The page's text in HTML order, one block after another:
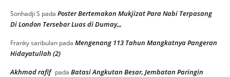
Sonhadji S pada Poster Bertemakan Mukjizat Para Nabi Terpasang
Di London Tersebar Luas di Dumay,,,
Franky saribulan pada Mengenang 113 Tahun Mangkatnya Pangeran
Hidayatullah (2)
Akhmad rafif pada Batasi Angkutan Besar, Jembatan Paringin